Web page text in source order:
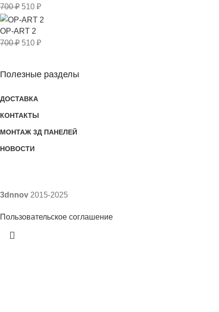
700₽ 510 ₽
OP-ART 2
700₽ 510 ₽
Полезные разделы
ДОСТАВКА
КОНТАКТЫ
МОНТАЖ 3Д ПАНЕЛЕЙ
НОВОСТИ
3dnnov 2015-2025
Пользовательское соглашение